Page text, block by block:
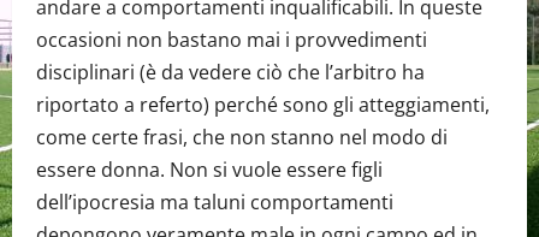
andare a comportamenti inqualificabili. In queste
occasioni non bastano mai i provvedimenti
disciplinari (è da vedere ciò che l’arbitro ha
riportato a referto) perché sono gli atteggiamenti,
come certe frasi, che non stanno nel modo di
essere donna. Non si vuole essere figli
dell’ipocresia ma taluni comportamenti